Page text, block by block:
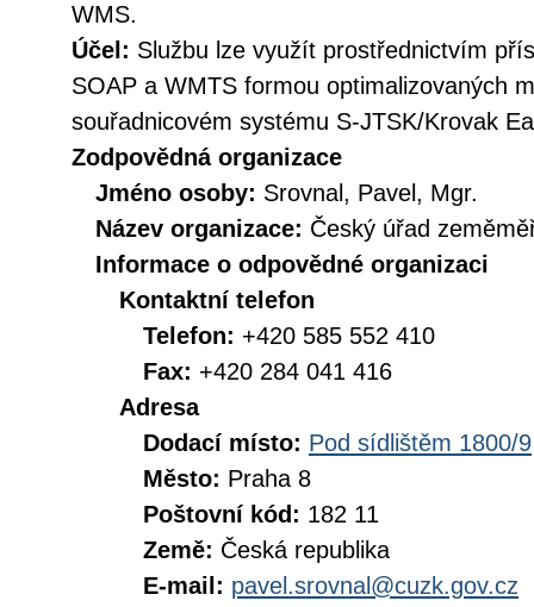
WMS.
Účel: Službu lze využít prostřednictvím
SOAP a WMTS formou optimalizovaných
souřadnicovém systému S-JTSK/Krovak
Zodpovědná organizace
Jméno osoby: Srovnal, Pavel, Mgr.
Název organizace: Český úřad
Informace o odpovědné organizaci
Kontaktní telefon
Telefon: +420 585 552 410
Fax: +420 284 041 416
Adresa
Dodací místo: Pod sídlištěm 1800/9
Město: Praha 8
Poštovní kód: 182 11
Země: Česká republika
E-mail: pavel.srovnal@cuzk.gov.cz